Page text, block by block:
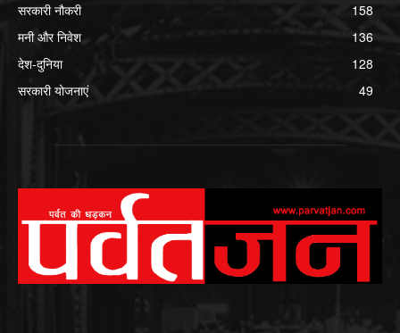
सरकारी नौकरी
158
मनी और निवेश
136
देश-दुनिया
128
सरकारी योजनाएं
49